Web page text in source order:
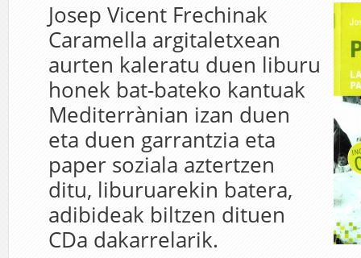
Josep Vicent Frechinak
Caramella argitaletxean
aurten kaleratu duen liburu
honek bat-bateko kantuak
Mediterrànian izan duen
eta duen garrantzia eta
paper soziala aztertzen
ditu, liburuarekin batera,
adibideak biltzen dituen
CDa dakarrelarik.